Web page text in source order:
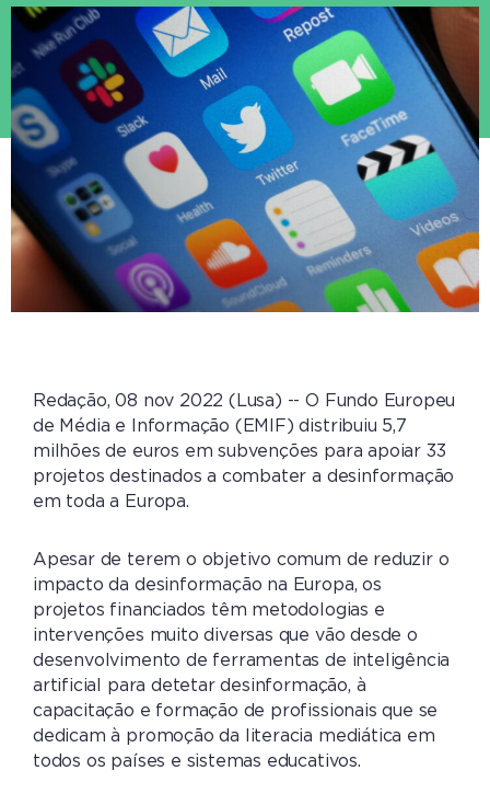
Redação, 08 nov 2022 (Lusa) -- O Fundo Europeu
de Média e Informação (EMIF) distribuiu 5,7
milhões de euros em subvenções para apoiar 33
projetos destinados a combater a desinformação
em toda a Europa.
Apesar de terem o objetivo comum de reduzir o
impacto da desinformação na Europa, os
projetos financiados têm metodologias e
intervenções muito diversas que vão desde o
desenvolvimento de ferramentas de inteligência
artificial para detetar desinformação, à
capacitação e formação de profissionais que se
dedicam à promoção da literacia mediática em
todos os países e sistemas educativos.